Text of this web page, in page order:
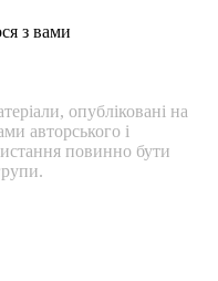
з вами
опубліковані на
авторського і
повинно бути